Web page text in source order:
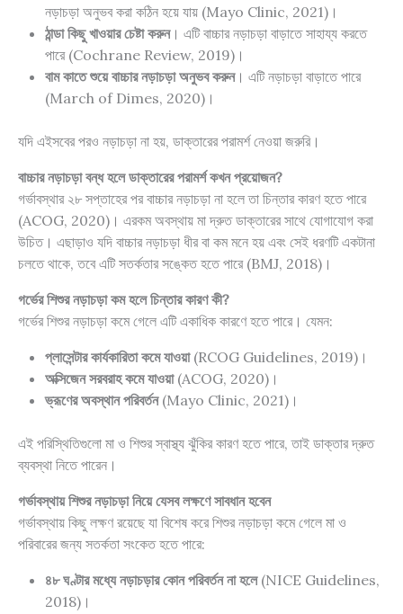
নড়াচড়া অনুভব করা কঠিন হয়ে যায় (Mayo Clinic, 2021)।
ঠান্ডা কিছু খাওয়ার চেষ্টা করুন। এটি বাচ্চার নড়াচড়া বাড়াতে সাহায্য করতে
পারে (Cochrane Review, 2019)।
বাম কাতে শুয়ে বাচ্চার নড়াচড়া অনুভব করুন। এটি নড়াচড়া বাড়াতে পারে
(March of Dimes, 2020)।
যদি এইসবের পরও নড়াচড়া না হয়, ডাক্তারের পরামর্শ নেওয়া জরুরি।
বাচ্চার নড়াচড়া বন্ধ হলে ডাক্তারের পরামর্শ কখন প্রয়োজন?
গর্ভাবস্থার ২৮ সপ্তাহের পর বাচ্চার নড়াচড়া না হলে তা চিন্তার কারণ হতে পারে
(ACOG, 2020)। এরকম অবস্থায় মা দ্রুত ডাক্তারের সাথে যোগাযোগ করা
উচিত। এছাড়াও যদি বাচ্চার নড়াচড়া ধীর বা কম মনে হয় এবং সেই ধরণটি একটানা
চলতে থাকে, তবে এটি সতর্কতার সঙ্কেত হতে পারে (BMJ, 2018)।
গর্ভের শিশুর নড়াচড়া কম হলে চিন্তার কারণ কী?
গর্ভের শিশুর নড়াচড়া কমে গেলে এটি একাধিক কারণে হতে পারে। যেমন:
প্লাসেন্টার কার্যকারিতা কমে যাওয়া(RCOG Guidelines, 2019)।
অক্সিজেন সরবরাহ কমে যাওয়া(ACOG, 2020)।
ভ্রূণের অবস্থান পরিবর্তন(Mayo Clinic, 2021)।
এই পরিস্থিতিগুলো মা ও শিশুর স্বাস্থ্য ঝুঁকির কারণ হতে পারে, তাই ডাক্তার দ্রুত
ব্যবস্থা নিতে পারেন।
গর্ভাবস্থায় শিশুর নড়াচড়া নিয়ে যেসব লক্ষণে সাবধান হবেন
গর্ভাবস্থায় কিছু লক্ষণ রয়েছে যা বিশেষ করে শিশুর নড়াচড়া কমে গেলে মা ও
পরিবারের জন্য সতর্কতা সংকেত হতে পারে:
৪৮ ঘণ্টার মধ্যে নড়াচড়ার কোন পরিবর্তন না হলে(NICE Guidelines,
2018)।